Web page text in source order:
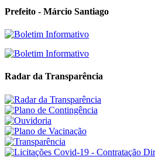
Prefeito - Márcio Santiago
Radar da Transparência